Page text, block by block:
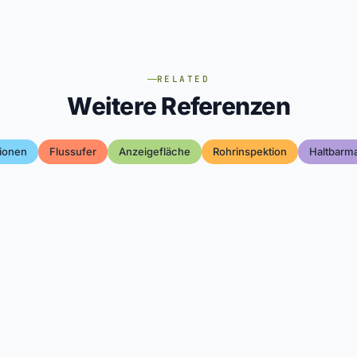
RELATED
Weitere Referenzen
Flussufer Anzeigefläche Rohrinspektion